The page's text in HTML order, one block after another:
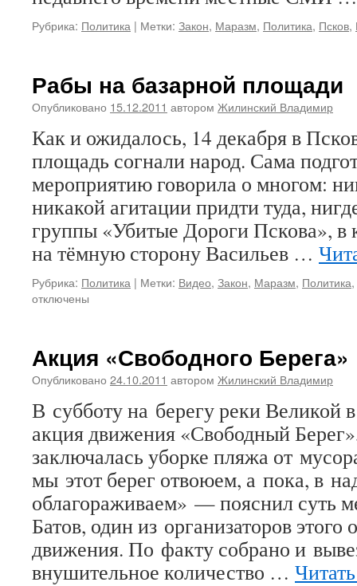
Рубрика: Политика | Метки: Закон, Маразм, Политика, Псков,
Рабы на базарной площади
Опубликовано 15.12.2011 автором Жилинский Владимир
Как и ожидалось, 14 декабря в
площадь согнали народ. Сама
мероприятию говорила о многом:
никакой агитации придти туда,
группы «Убитые Дороги Пскова»,
на тёмную сторону Васильев …
Рубрика: Политика | Метки: Видео, Закон, Маразм, Политика,
отключены
Акция «Свободного Берега»
Опубликовано 24.10.2011 автором Жилинский Владимир
В субботу на берегу реки Великой
акция движения «Свободный
заключалась уборке пляжа от
мы этот берег отвоюем, а пока, в
облагораживаем» — пояснил суть
Батов, один из организаторов этого
движения. По факту собрано и
внушительное количество …